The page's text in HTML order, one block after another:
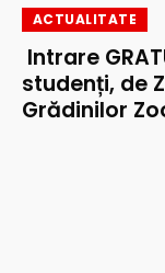
ACTUALITATE
Intrare
studenți, de
Grădinilor